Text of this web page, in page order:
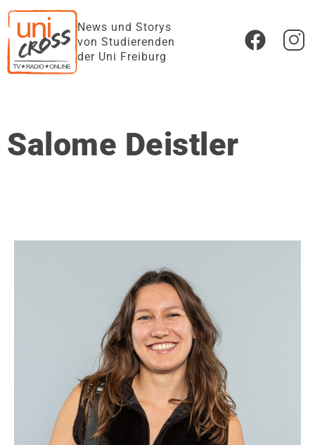
News und Storys
von Studierenden
der Uni Freiburg
Salome Deistler